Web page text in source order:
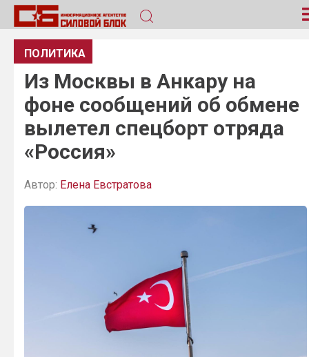
ПОЛИТИКА
Из Москвы в Анкару на
фоне сообщений об обмене
вылетел спецборт отряда
«Россия»
Автор: Елена Евстратова